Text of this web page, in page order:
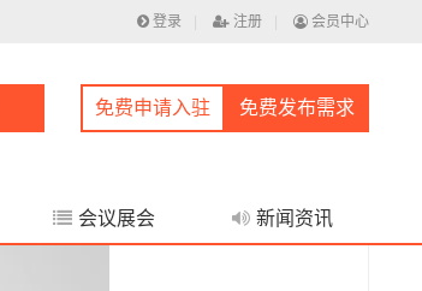
登录 注册 会员中心
免费申请入驻 免费发布需求
会议展会 新闻资讯